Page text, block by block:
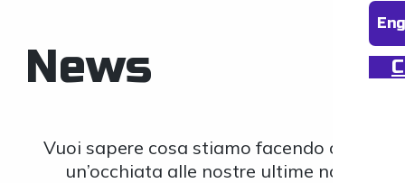
Eng
News
Vuoi sapere cosa stiamo facendo ora? Dai
un’occhiata alle nostre ultime novità!